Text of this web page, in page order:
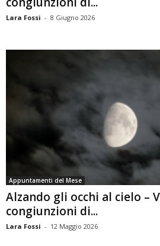
Lara Fossi - 8 Giugno 2026
Appuntamenti del Mese
Alzando gli occhi al cielo –
congiunzioni di...
Lara Fossi - 12 Maggio 2026